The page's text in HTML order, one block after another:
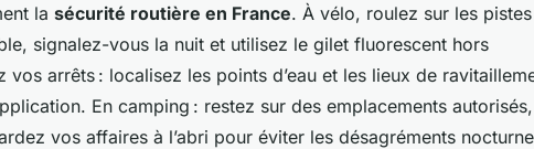
la sécurité routière en France. À vélo, roulez sur les pistes
signalez-vous la nuit et utilisez le gilet fluorescent hors
arrêts : localisez les points d’eau et les lieux de
En camping : restez sur des emplacements autorisés,
vos affaires à l’abri pour éviter les désagréments